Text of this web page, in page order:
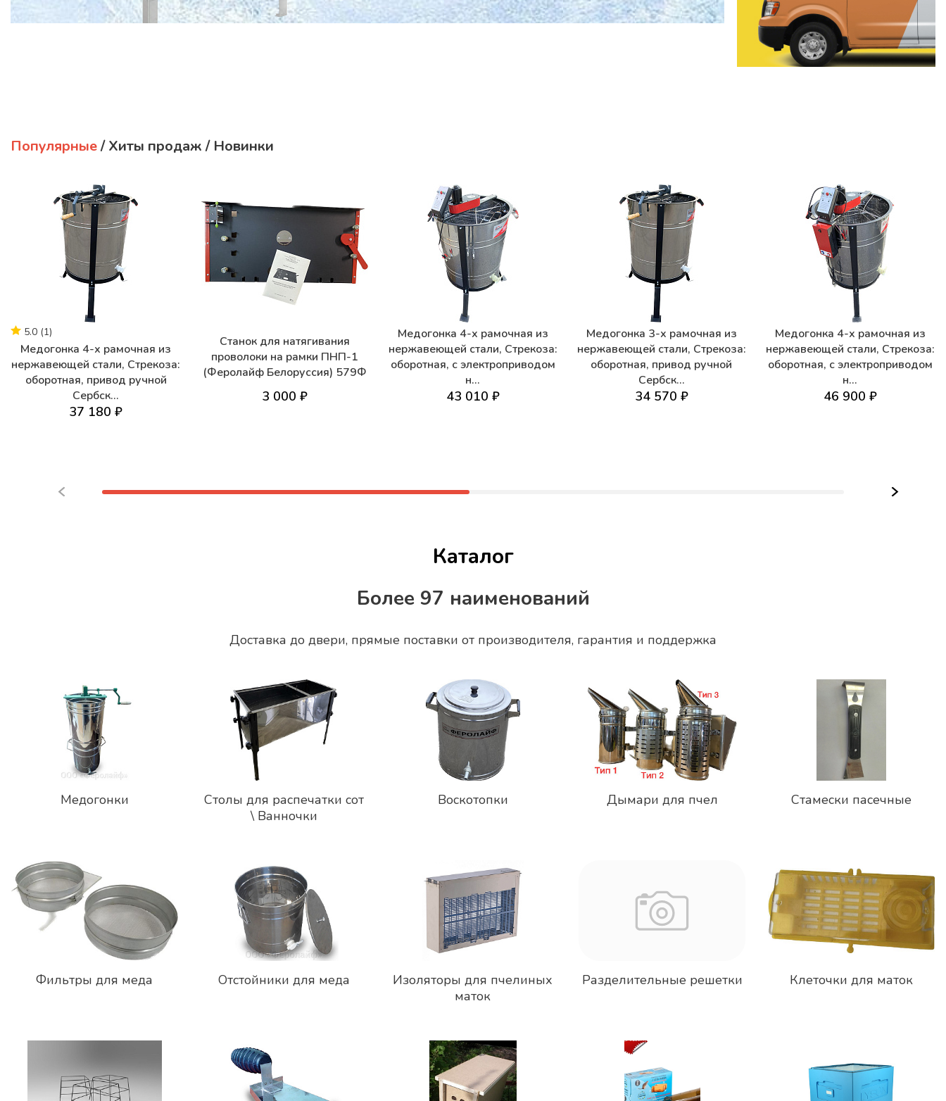
Популярные/ Хиты продаж / Новинки
5.0 (1)
Медогонка 4-х рамочная из
нержавеющей стали, Стрекоза:
оборотная, привод ручной
Сербск...
37 180 ₽
Станок для натягивания
проволоки на рамки ПНП-1
(Феролайф Белоруссия) 579Ф
3 000 ₽
Медогонка 4-х рамочная из
нержавеющей стали, Стрекоза:
оборотная, с электроприводом
н...
43 010 ₽
Медогонка 3-х рамочная из
нержавеющей стали, Стрекоза:
оборотная, привод ручной
Сербск...
34 570 ₽
Медогонка 4-х рамочная из
нержавеющей стали, Стрекоза:
оборотная, с электроприводом
н...
46 900 ₽
на ...
48 700 ₽
Медогонка комбинированная
на ножках с электрическим
приводом...
52 210 ₽
куботейнера
1 500 ₽
Медогонка 4-х рамочная из
оборотная, с электроприводом
51 260 ₽
220 В
21 630 ₽
Каталог
Более 97 наименований
Доставка до двери, прямые поставки от производителя, гарантия и поддержка
Медогонки
Столы для распечатки сот
\ Ванночки
Воскотопки Дымари для пчел Стамески пасечные
Фильтры для меда Отстойники для меда
Изоляторы для пчелиных
маток
Разделительные решетки Клеточки для маток